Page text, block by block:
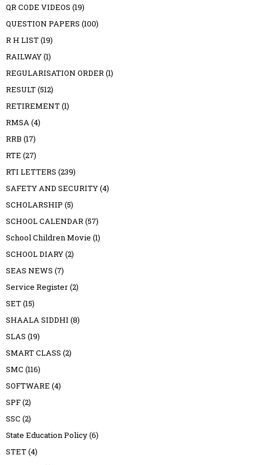
QR CODE VIDEOS (19)
QUESTION PAPERS (100)
R H LIST(19)
RAILWAY(1)
REGULARISATION ORDER(1)
RESULT(512)
RETIREMENT(1)
RMSA(4)
RRB (17)
RTE (27)
RTI LETTERS (239)
SAFETY AND SECURITY(4)
SCHOLARSHIP (5)
SCHOOL CALENDAR(57)
School Children Movie (1)
SCHOOL DIARY(2)
SEAS NEWS (7)
Service Register(2)
SET(15)
SHAALA SIDDHI (8)
SLAS (19)
SMART CLASS (2)
SMC (116)
SOFTWARE (4)
SPF(2)
SSC (2)
State Education Policy(6)
STET(4)